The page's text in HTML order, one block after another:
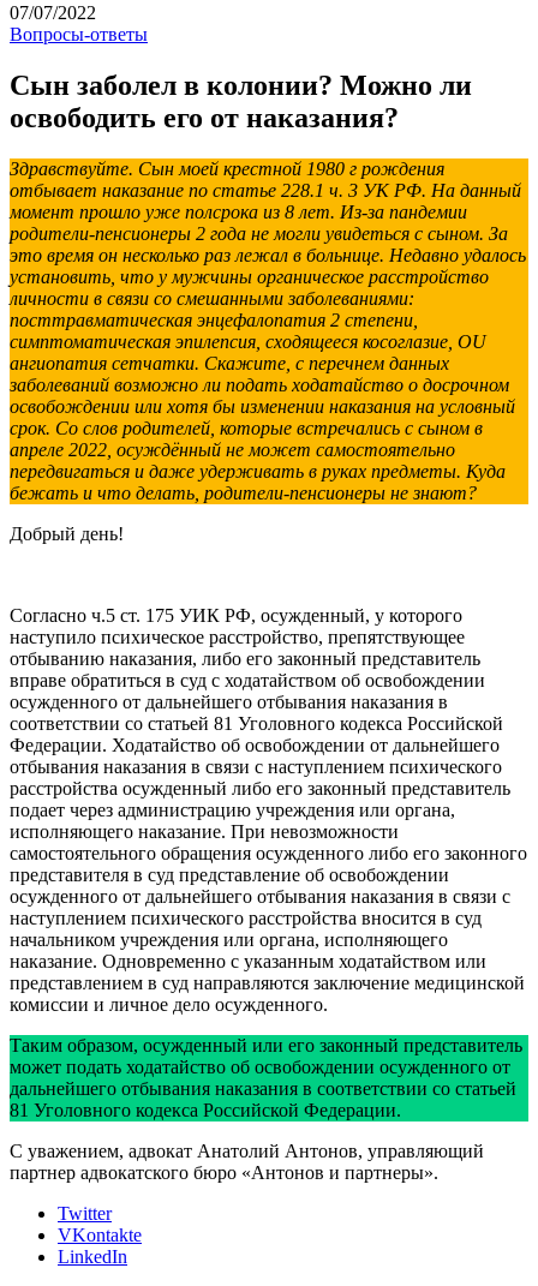
07/07/2022
Вопросы-ответы
Сын заболел в колонии? Можно ли
освободить его от наказания?
Здравствуйте. Сын моей крестной 1980 г рождения
отбывает наказание по статье 228.1 ч. 3 УК РФ. На данный
момент прошло уже полсрока из 8 лет. Из-за пандемии
родители-пенсионеры 2 года не могли увидеться с сыном. За
это время он несколько раз лежал в больнице. Недавно удалось
установить, что у мужчины органическое расстройство
личности в связи со смешанными заболеваниями:
посттравматическая энцефалопатия 2 степени,
симптоматическая эпилепсия, сходящееся косоглазие, OU
ангиопатия сетчатки. Скажите, с перечнем данных
заболеваний возможно ли подать ходатайство о досрочном
освобождении или хотя бы изменении наказания на условный
срок. Со слов родителей, которые встречались с сыном в
апреле 2022, осуждённый не может самостоятельно
передвигаться и даже удерживать в руках предметы. Куда
бежать и что делать, родители-пенсионеры не знают?
Добрый день!
Согласно ч.5 ст. 175 УИК РФ, осужденный, у которого
наступило психическое расстройство, препятствующее
отбыванию наказания, либо его законный представитель
вправе обратиться в суд с ходатайством об освобождении
осужденного от дальнейшего отбывания наказания в
соответствии со статьей 81 Уголовного кодекса Российской
Федерации. Ходатайство об освобождении от дальнейшего
отбывания наказания в связи с наступлением психического
расстройства осужденный либо его законный представитель
подает через администрацию учреждения или органа,
исполняющего наказание. При невозможности
самостоятельного обращения осужденного либо его законного
представителя в суд представление об освобождении
осужденного от дальнейшего отбывания наказания в связи с
наступлением психического расстройства вносится в суд
начальником учреждения или органа, исполняющего
наказание. Одновременно с указанным ходатайством или
представлением в суд направляются заключение медицинской
комиссии и личное дело осужденного.
Таким образом, осужденный или его законный представитель
может подать ходатайство об освобождении осужденного от
дальнейшего отбывания наказания в соответствии со статьей
81 Уголовного кодекса Российской Федерации.
С уважением, адвокат Анатолий Антонов, управляющий
партнер адвокатского бюро «Антонов и партнеры».
Twitter
VKontakte
LinkedIn